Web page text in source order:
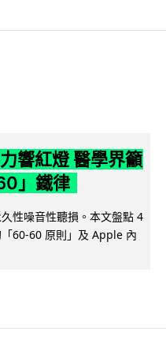
響紅燈 醫學界籲
」鐵律
性噪音性聽損。本文盤點 4
60-60 原則」及 Apple 內